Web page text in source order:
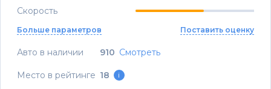
Скорость
Больше параметров Поставить оценку
Авто в наличии 910 Смотреть
Место в рейтинге 18 i